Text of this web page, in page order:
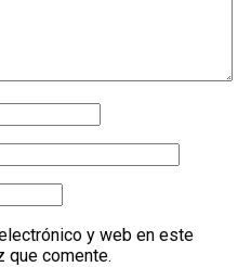
y web en este
que comente.